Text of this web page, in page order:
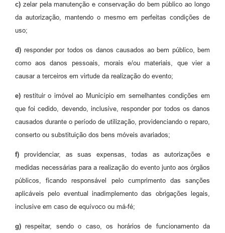
c) zelar pela manutenção e conservação do bem público ao longo
da autorização, mantendo o mesmo em perfeitas condições de
uso;
d) responder por todos os danos causados ao bem público, bem
como aos danos pessoais, morais e/ou materiais, que vier a
causar a terceiros em virtude da realização do evento;
e) restituir o imóvel ao Município em semelhantes condições em
que foi cedido, devendo, inclusive, responder por todos os danos
causados durante o período de utilização, providenciando o reparo,
conserto ou substituição dos bens móveis avariados;
f) providenciar, as suas expensas, todas as autorizações e
medidas necessárias para a realização do evento junto aos órgãos
públicos, ficando responsável pelo cumprimento das sanções
aplicáveis pelo eventual inadimplemento das obrigações legais,
inclusive em caso de equívoco ou má-fé;
g) respeitar, sendo o caso, os horários de funcionamento da